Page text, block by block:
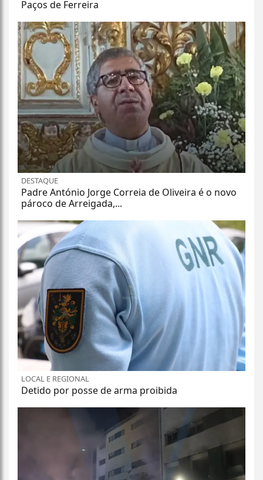
Paços de Ferreira
DESTAQUE
Padre António Jorge Correia de Oliveira é o novo
pároco de Arreigada,...
LOCAL E REGIONAL
Detido por posse de arma proibida